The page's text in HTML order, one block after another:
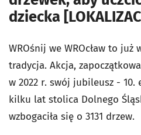
dziecka
WROśnij we WROcław to już
tradycja. Akcja,
w 2022 r. swój jubileusz - 10.
kilku lat stolica Dolnego
wzbogaciła się o 3131 drzew.